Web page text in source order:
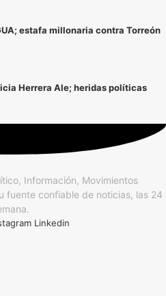
estafa millonaria contra Torreón
Herrera Ale; heridas políticas
Información, Movimientos
fuente confiable de noticias, las 24
Linkedin